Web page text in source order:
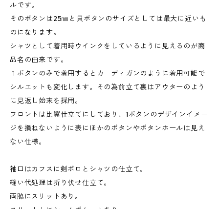
ルです。
そのボタンは25㎜と貝ボタンのサイズとしては最大に近いも
のになります。
シャツとして着用時ウインクをしているように見えるのが商
品名の由来です。
１ボタンのみで着用するとカーディガンのように着用可能で
シルエットも変化します。その為前立て裏はアウターのよう
に見返し始末を採用。
フロントは比翼仕立てにしており、1ボタンのデザインイメー
ジを損ねないように表にほかのボタンやボタンホールは見え
ない仕様。
袖口はカフスに剣ボロとシャツの仕立て。
縫い代処理は折り伏せ仕立て。
両脇にスリットあり。